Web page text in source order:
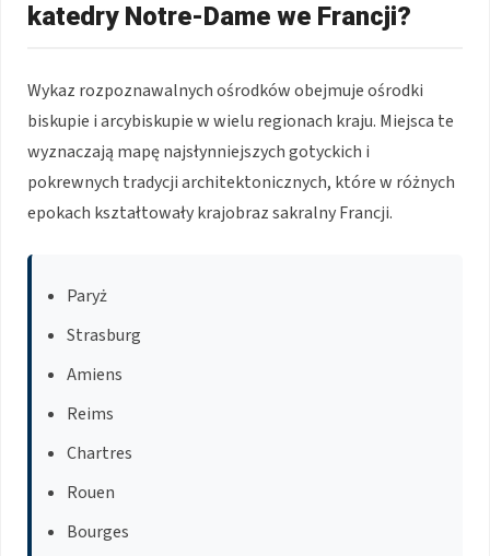
katedry Notre-Dame we Francji?
Wykaz rozpoznawalnych ośrodków obejmuje ośrodki
biskupie i arcybiskupie w wielu regionach kraju. Miejsca te
wyznaczają mapę najsłynniejszych gotyckich i
pokrewnych tradycji architektonicznych, które w różnych
epokach kształtowały krajobraz sakralny Francji.
Paryż
Strasburg
Amiens
Reims
Chartres
Rouen
Bourges